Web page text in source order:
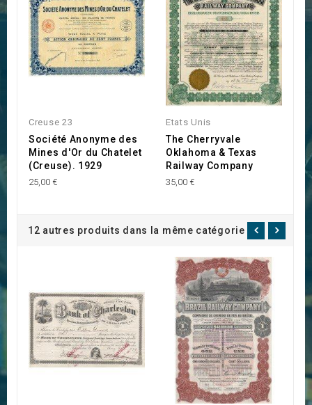
Creuse 23
Société Anonyme des
Mines d'Or du Chatelet
(Creuse). 1929
25,00 €
Etats Unis
The Cherryvale
Oklahoma & Texas
Railway Company
35,00 €
12 autres produits dans la même catégorie :